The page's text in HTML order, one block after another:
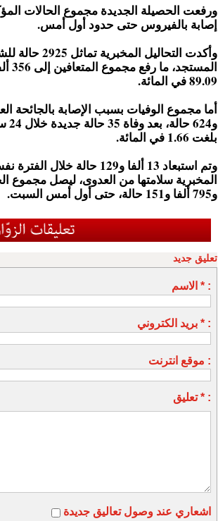
إصابة بالفيروس حتى حدود أول أمس.
وأكدت
89.09 في المائة.
بلغت 1.66 في المائة.
وتم استبعاد 13 ألفا و129
و795 ألفا و151 حالة، حتى أول أمس السبت.
تعليق جديد
الاسم * :
بريد الكتروني * :
موقع انترنت :
تعليق * :
اشعاري عند وصول تعاليق جديدة